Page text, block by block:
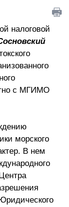
Español
Français
日本語
Português
налоговой
с МГИМО
морского
В нем